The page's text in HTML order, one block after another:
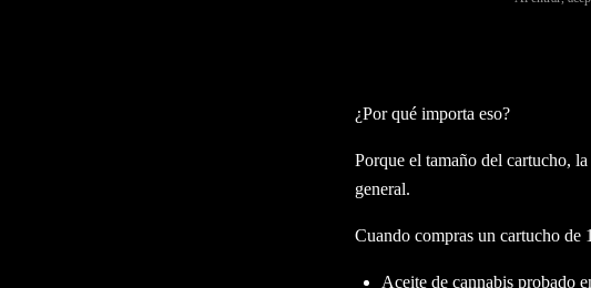
formulación de aceite
¿Por qué importa eso?
Porque el tamaño del cartucho,
general.
Cuando compras un cartucho de
Aceite de cannabis probado